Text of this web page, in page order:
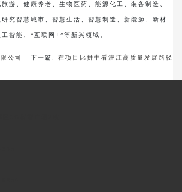
游、健康养老、生物医药、能源化工、装备制造、
究智慧城市、智慧生活、智慧制造、新能源、新材
智能、“互联网+”等新兴领域。
公司 下一篇: 在项目比拼中看潜江高质量发展路径